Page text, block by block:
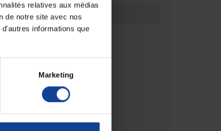
relatives aux médias
de notre site avec nos
informations que
Marketing
Unité(s)